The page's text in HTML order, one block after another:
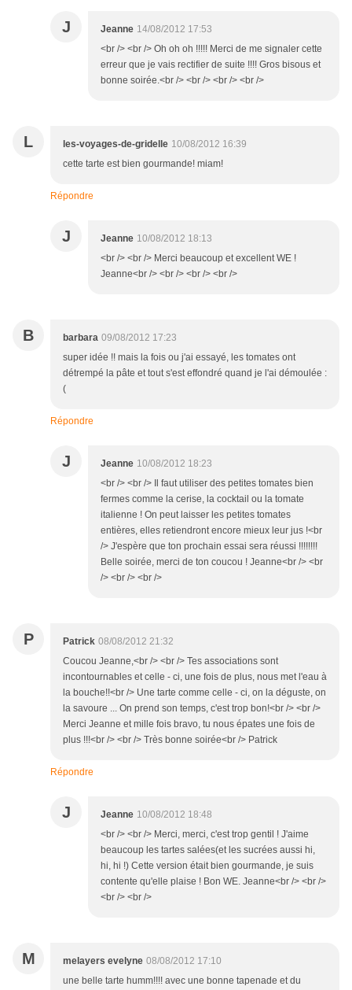
J Jeanne 14/08/2012 17:53
<br /> <br /> Oh oh oh !!!!! Merci de me signaler cette
erreur que je vais rectifier de suite !!!! Gros bisous et
bonne soirée.<br /> <br /> <br /> <br />
L les-voyages-de-gridelle 10/08/2012 16:39
cette tarte est bien gourmande! miam!
Répondre
J Jeanne 10/08/2012 18:13
<br /> <br /> Merci beaucoup et excellent WE !
Jeanne<br /> <br /> <br /> <br />
B barbara 09/08/2012 17:23
super idée !! mais la fois ou j'ai essayé, les tomates ont
détrempé la pâte et tout s'est effondré quand je l'ai démoulée :
(
Répondre
J Jeanne 10/08/2012 18:23
<br /> <br /> Il faut utiliser des petites tomates bien
fermes comme la cerise, la cocktail ou la tomate
italienne ! On peut laisser les petites tomates
entières, elles retiendront encore mieux leur jus !<br
/> J'espère que ton prochain essai sera réussi !!!!!!!!
Belle soirée, merci de ton coucou ! Jeanne<br /> <br
/> <br /> <br />
P Patrick 08/08/2012 21:32
Coucou Jeanne,<br /> <br /> Tes associations sont
incontournables et celle - ci, une fois de plus, nous met l'eau à
la bouche!!<br /> Une tarte comme celle - ci, on la déguste, on
la savoure ... On prend son temps, c'est trop bon!<br /> <br />
Merci Jeanne et mille fois bravo, tu nous épates une fois de
plus !!!<br /> <br /> Très bonne soirée<br /> Patrick
Répondre
J Jeanne 10/08/2012 18:48
<br /> <br /> Merci, merci, c'est trop gentil ! J'aime
beaucoup les tartes salées(et les sucrées aussi hi,
hi, hi !) Cette version était bien gourmande, je suis
contente qu'elle plaise ! Bon WE. Jeanne<br /> <br />
<br /> <br />
M melayers evelyne 08/08/2012 17:10
une belle tarte humm!!!! avec une bonne tapenade et du